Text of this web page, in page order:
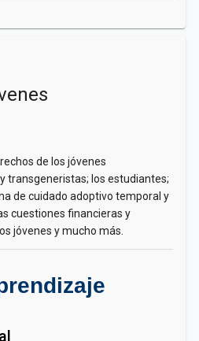
de los jóvenes
transgeneristas; los estudiantes;
de cuidado adoptivo temporal y
cuestiones financieras y
jóvenes y mucho más.